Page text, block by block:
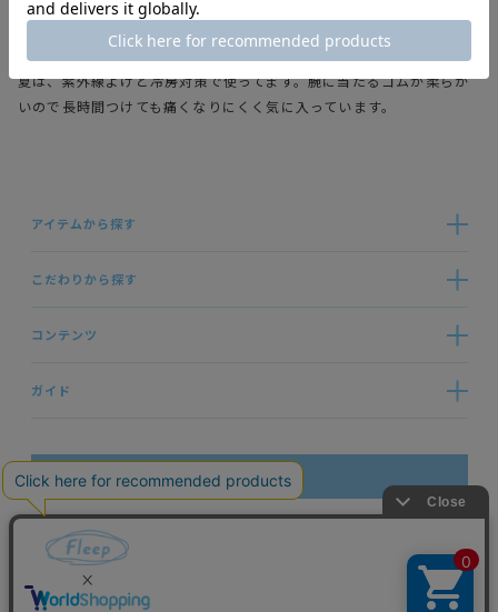
2024/09/10
夏は、紫外線よけと冷房対策で使ってます。腕に当たるゴムが柔らか
いので長時間つけても痛くなりにくく気に入っています。
アイテムから探す
こだわりから探す
コンテンツ
ガイド
お問い合わせ